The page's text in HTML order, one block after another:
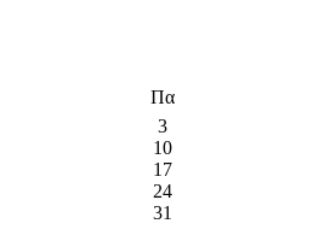
Πα
3
10
17
24
31